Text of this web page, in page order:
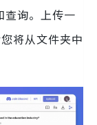
查询。上传一
将从文件夹中